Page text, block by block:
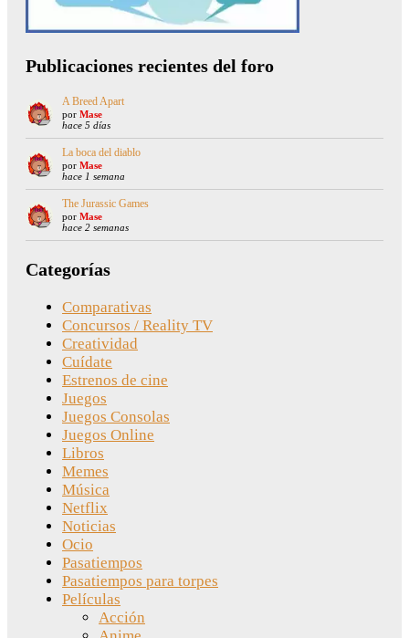
Publicaciones recientes del foro
A Breed Apart
por Mase
hace 5 días
La boca del diablo
por Mase
hace 1 semana
The Jurassic Games
por Mase
hace 2 semanas
Categorías
Comparativas
Concursos / Reality TV
Creatividad
Cuídate
Estrenos de cine
Juegos
Juegos Consolas
Juegos Online
Libros
Memes
Música
Netflix
Noticias
Ocio
Pasatiempos
Pasatiempos para torpes
Películas
Acción